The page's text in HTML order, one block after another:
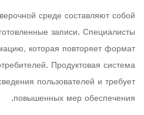
среде составляют собой
записи. Специалисты
которая повторяет формат
Продуктовая система
пользователей и требует
повышенных мер обеспечения.